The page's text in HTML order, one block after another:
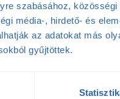
szabásához,
média-, hirdető- és
az adatokat más
gyűjtöttek.